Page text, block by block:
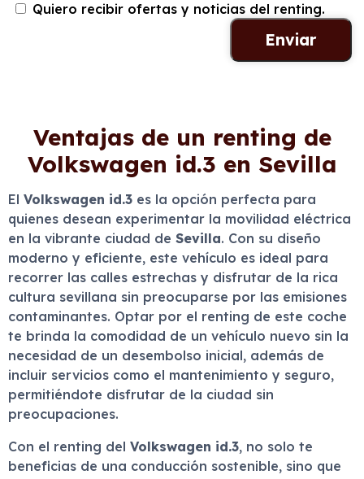
Quiero recibir ofertas y noticias del renting.
Ventajas de un renting de
Volkswagen id.3 en Sevilla
El Volkswagen id.3 es la opción perfecta para
quienes desean experimentar la movilidad eléctrica
en la vibrante ciudad de Sevilla. Con su diseño
moderno y eficiente, este vehículo es ideal para
recorrer las calles estrechas y disfrutar de la rica
cultura sevillana sin preocuparse por las emisiones
contaminantes. Optar por el renting de este coche
te brinda la comodidad de un vehículo nuevo sin la
necesidad de un desembolso inicial, además de
incluir servicios como el mantenimiento y seguro,
permitiéndote disfrutar de la ciudad sin
preocupaciones.
Con el renting del Volkswagen id.3, no solo te
beneficias de una conducción sostenible, sino que